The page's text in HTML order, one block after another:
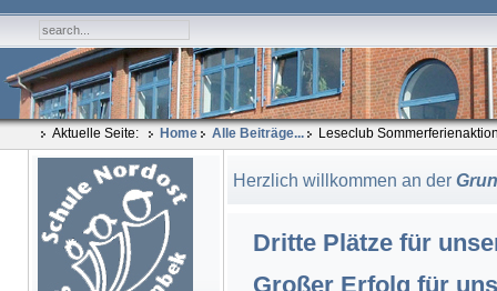
Aktuelle Seite: Home Alle Beiträge... Leseclub
Herzlich willkommen an der
Dritte Plätze für
Großer Erfolg für